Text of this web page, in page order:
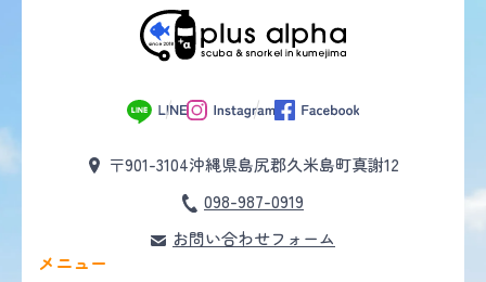
〒901-3104沖縄県島尻郡久米島町真謝12
098-987-0919
お問い合わせフォーム
メニュー